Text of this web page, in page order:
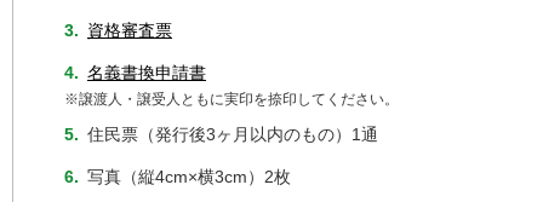
3. 資格審査票
4. 名義書換申請書
※譲渡人・譲受人ともに実印を捺印してください。
5. 住民票（発行後3ヶ月以内のもの）1通
6. 写真（縦4cm×横3cm）2枚